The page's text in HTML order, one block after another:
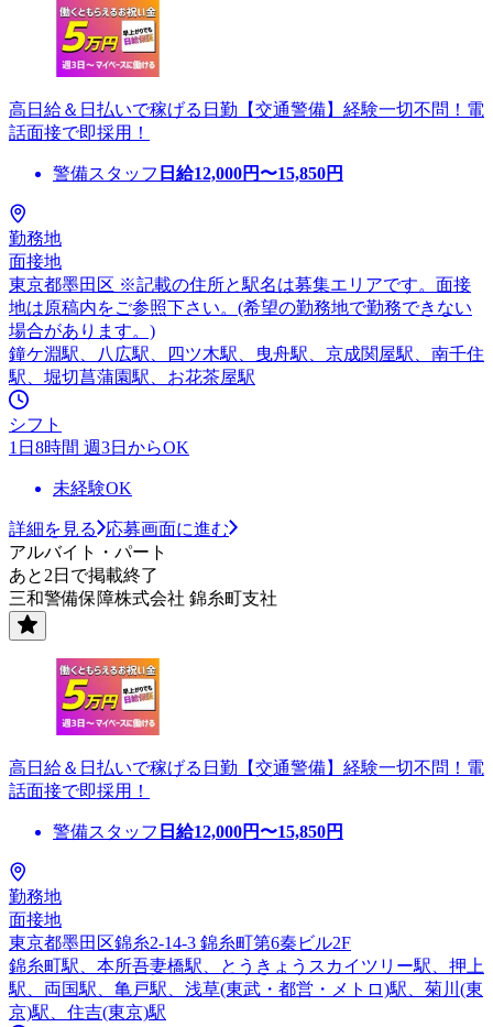
高日給＆日払いで稼げる日勤【交通警備】経験一切不問！電
話面接で即採用！
警備スタッフ 日給12,000円〜15,850円
勤務地
面接地
東京都墨田区 ※記載の住所と駅名は募集エリアです。面接
地は原稿内をご参照下さい。(希望の勤務地で勤務できない
場合があります。)
鐘ケ淵駅、八広駅、四ツ木駅、曳舟駅、京成関屋駅、南千住
駅、堀切菖蒲園駅、お花茶屋駅
シフト
1日8時間 週3日からOK
未経験OK
詳細を見る
応募画面に進む
アルバイト・パート
あと2日で掲載終了
三和警備保障株式会社 錦糸町支社
高日給＆日払いで稼げる日勤【交通警備】経験一切不問！電
話面接で即採用！
警備スタッフ 日給12,000円〜15,850円
勤務地
面接地
東京都墨田区錦糸2-14-3 錦糸町第6秦ビル2F
錦糸町駅、本所吾妻橋駅、とうきょうスカイツリー駅、押上
駅、両国駅、亀戸駅、浅草(東武・都営・メトロ)駅、菊川(東
京)駅、住吉(東京)駅